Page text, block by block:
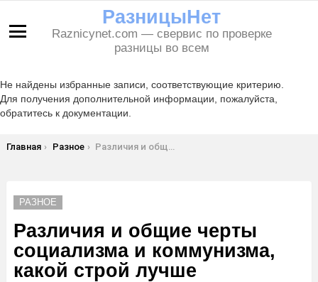
РазницыНет
Raznicynet.com — свервис по проверке
разницы во всем
Не найдены избранные записи, соответствующие критерию.
Для получения дополнительной информации, пожалуйста,
обратитесь к документации.
Вы здесь:
Главная Разное Различия и общие черты социализма и коммунизма, какой строй лучше
РАЗНОЕ
Различия и общие черты
социализма и коммунизма,
какой строй лучше